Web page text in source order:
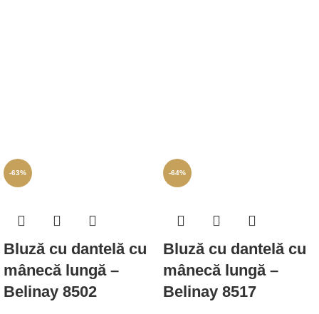
-63%
Bluză cu dantelă cu
mânecă lungă –
Belinay 8502
-64%
Bluză cu dantelă cu
mânecă lungă –
Belinay 8517